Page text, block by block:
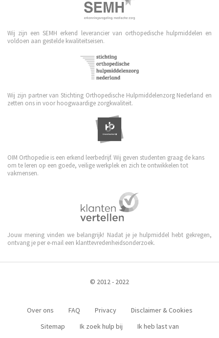
Wij zijn een SEMH erkend leverancier van orthopedische hulpmiddelen en
voldoen aan gestelde kwaliteitseisen.
Wij zijn partner van Stichting Orthopedische Hulpmiddelenzorg Nederland en
zetten ons in voor hoogwaardige zorgkwaliteit.
OIM Orthopedie is een erkend leerbedrijf. Wij geven studenten graag de kans
om te leren op een goede, veilige werkplek en zich te ontwikkelen tot
vakmensen.
Jouw mening vinden we belangrijk! Nadat je je hulpmiddel hebt gekregen,
ontvang je per e-mail een klanttevredenheidsonderzoek.
© 2012 - 2022
Over ons FAQ Privacy
Disclaimer & Cookies
Sitemap
Ik zoek hulp bij Ik heb last van